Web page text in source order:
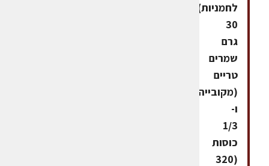
לחמניות):
30
גרם
שמרים
טריים
ו-
1/3
כוסות
(320